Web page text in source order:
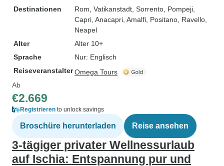
Destinationen
Rom , Vatikanstadt , Sorrento , Pompeji
Capri , Anacapri , Amalfi , Positano , Ravello
Neapel
Alter
Alter 10+
Sprache
Nur: Englisch
ReiseveranstalterOmega Tours
Ab
€2.669
Registrieren to unlock savings
Broschüre herunterladen Reise ansehen
3-tägiger privater Wellnessurlaub
auf Ischia: Entspannung pur und